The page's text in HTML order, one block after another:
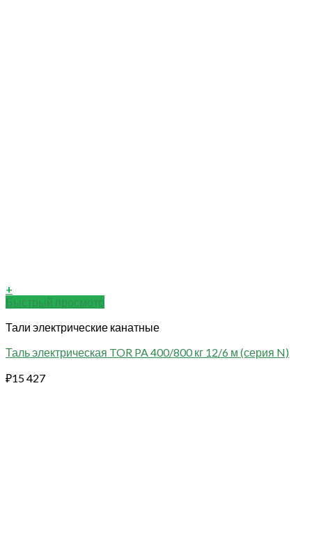
+
Быстрый просмотр
Тали электрические канатные
Таль электрическая TOR PA 400/800 кг 12/6 м (серия N)
₽15 427